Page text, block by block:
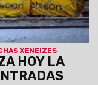
XENEIZES
HOY LA